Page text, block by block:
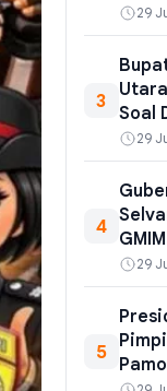
29
3
Soal
29
4
di 29
5